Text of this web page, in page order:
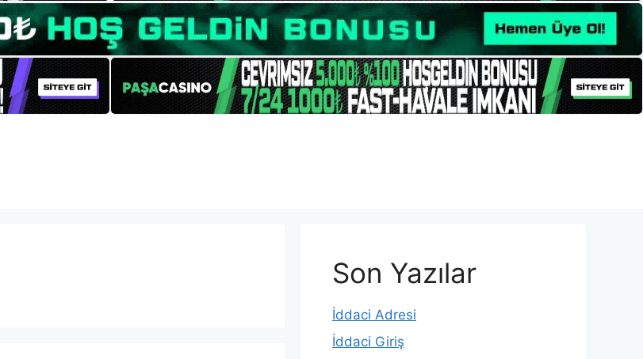
Son Yazılar
İddaci Adresi
İddaci Giriş